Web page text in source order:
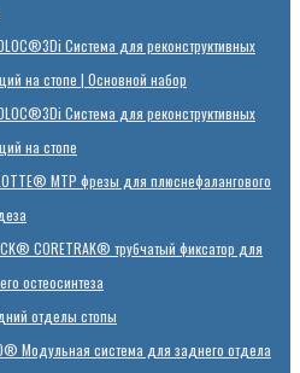
Система для реконструктивных
на стопе | Основной набор
Система для реконструктивных
на стопе
MTP фрезы для плюснефалангового
CORETRAK® трубчатый фиксатор для
остеосинтеза
отделы стопы
Модульная система для заднего отдела